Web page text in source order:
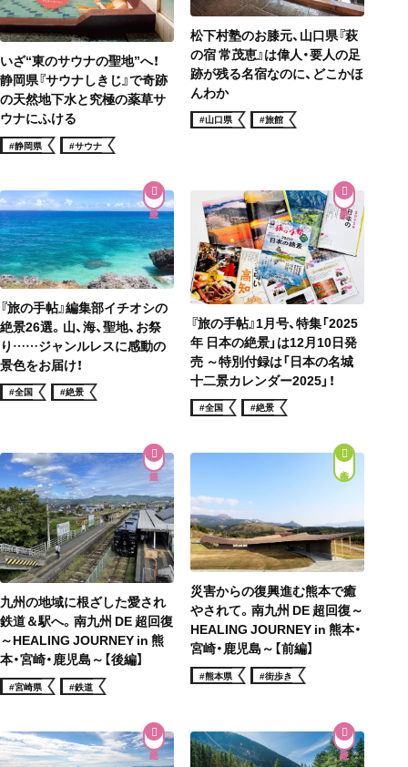
いざ“東のサウナの聖地”へ！
静岡県『サウナしきじ』で奇跡
の天然地下水と究極の薬草サ
ウナにふける
#静岡県 #サウナ
松下村塾のお膝元、山口県『萩
の宿 常茂恵』は偉人・要人の足
跡が残る名宿なのに、どこかほ
んわか
#山口県 #旅館
『旅の手帖』編集部イチオシの
絶景26選。山、海、聖地、お祭
り……ジャンルレスに感動の
景色をお届け！
#全国 #絶景
『旅の手帖』1月号、特集「2025
年 日本の絶景」は12月10日発
売 ～特別付録は「日本の名城
十二景カレンダー2025」！
#全国 #絶景
九州の地域に根ざした愛され
鉄道＆駅へ。南九州 DE 超回復
～HEALING JOURNEY in 熊
本・宮崎・鹿児島～【後編】
#宮崎県 #鉄道
街歩き
災害からの復興進む熊本で癒
やされて。南九州 DE 超回復～
HEALING JOURNEY in 熊本・
宮崎・鹿児島～【前編】
#熊本県 #街歩き